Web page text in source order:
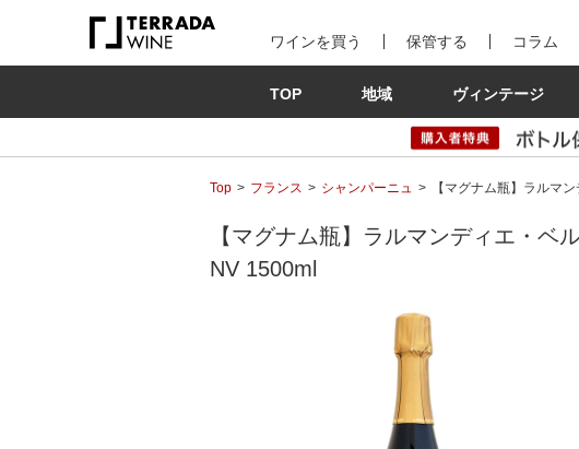
ワインを買う 保管する コラム
TOP 地域 ヴィンテージ
Top フランス シャンパーニュ 【マグナム瓶】ラルマ
【マグナム瓶】ラルマンディエ・ベ
NV 1500ml